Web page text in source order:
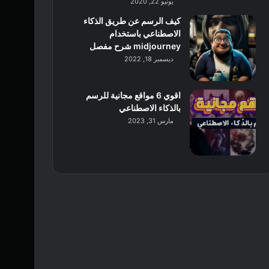
كيف الرسم عن طريق الذكاء
الاصطناعي باستخدام
midjourney شرح مفصل
ديسمبر 18, 2022
اقوي 6 مواقع مجانية للرسم
بالذكاء الاصطناعي
مارس 31, 2023